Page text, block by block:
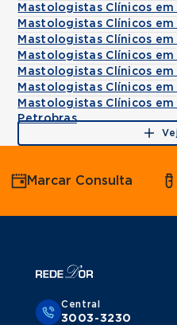
Mastologistas Clínicos
Mastologistas Clínicos
Mastologistas Clínicos
Mastologistas Clínicos
Mastologistas Clínicos em
Mastologistas Clínicos
Mastologistas Clínicos
Petrobras
Marcar Consulta
Central
3003-3230